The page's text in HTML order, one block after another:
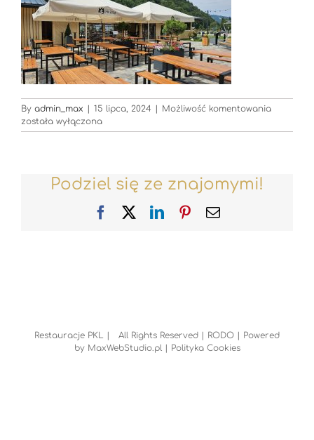
By admin_max | 15 lipca, 2024 | Możliwość komentowania
została wyłączona
Podziel się ze znajomymi!
FacebookLinkedInPinterest
Email
Restauracje PKL | All Rights Reserved | RODO | Powered
by MaxWebStudio.pl| Polityka Cookies